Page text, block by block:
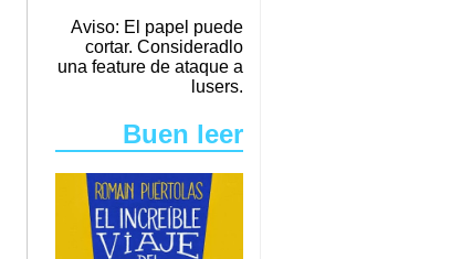
Aviso: El papel puede
cortar. Consideradlo
una feature de ataque a
lusers.
Buen leer